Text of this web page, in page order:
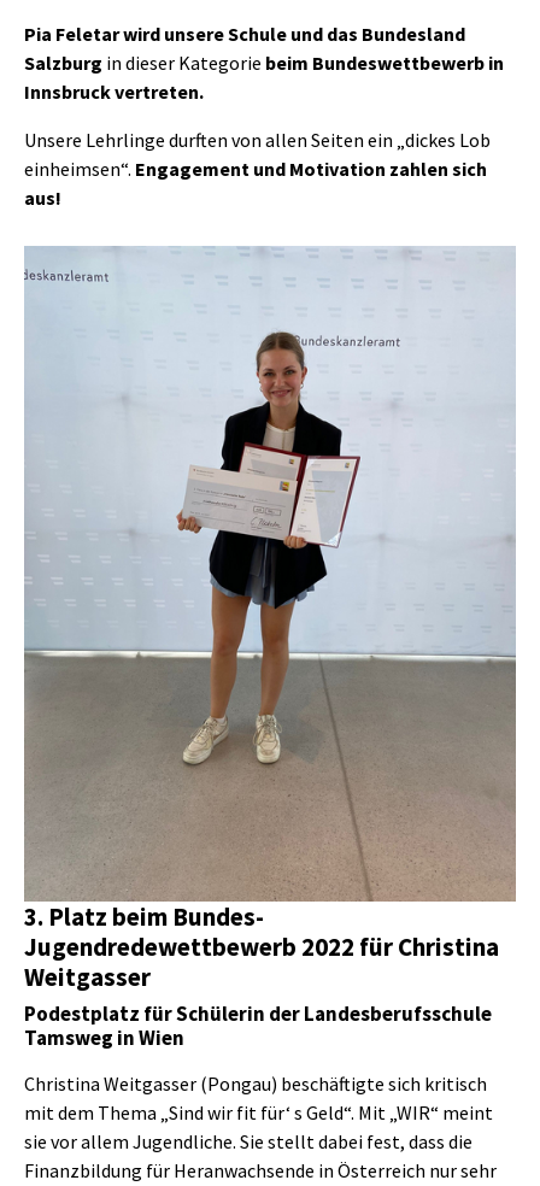
Pia Feletar wird unsere Schule und das Bundesland
Salzburg in dieser Kategorie beim Bundeswettbewerb in
Innsbruck vertreten.
Unsere Lehrlinge durften von allen Seiten ein „dickes Lob
einheimsen“. Engagement und Motivation zahlen sich
aus!
3. Platz beim Bundes-
Jugendredewettbewerb 2022 für Christina
Weitgasser
Podestplatz für Schülerin der Landesberufsschule
Tamsweg in Wien
Christina Weitgasser (Pongau) beschäftigte sich kritisch
mit dem Thema „Sind wir fit für‘ s Geld“. Mit „WIR“ meint
sie vor allem Jugendliche. Sie stellt dabei fest, dass die
Finanzbildung für Heranwachsende in Österreich nur sehr